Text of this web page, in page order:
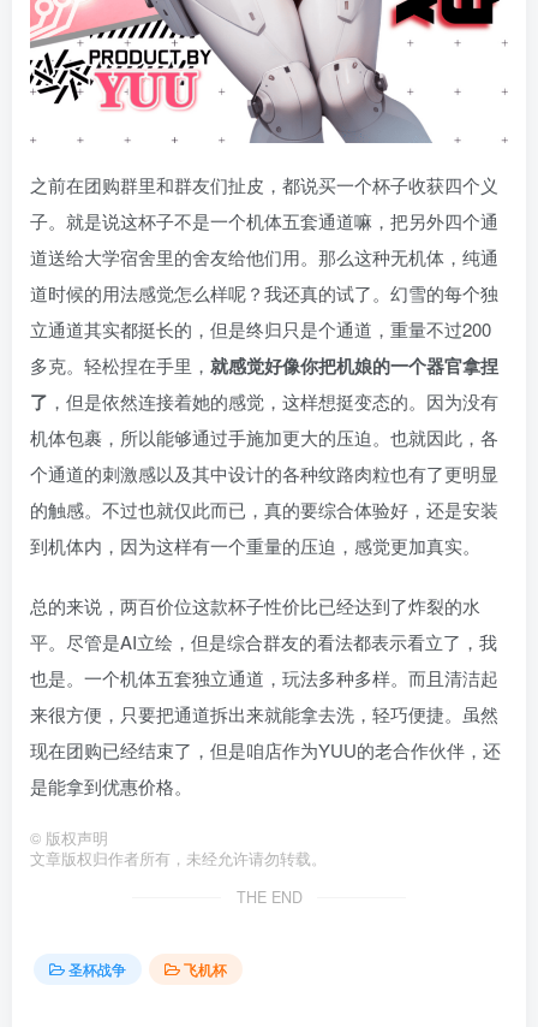
之前在团购群里和群友们扯皮，都说买一个杯子收获四个义
子。就是说这杯子不是一个机体五套通道嘛，把另外四个通
道送给大学宿舍里的舍友给他们用。那么这种无机体，纯通
道时候的用法感觉怎么样呢？我还真的试了。幻雪的每个独
立通道其实都挺长的，但是终归只是个通道，重量不过200
多克。轻松捏在手里， 就感觉好像你把机娘的一个器官拿捏
了 ，但是依然连接着她的感觉，这样想挺变态的。因为没有
机体包裹，所以能够通过手施加更大的压迫。也就因此，各
个通道的刺激感以及其中设计的各种纹路肉粒也有了更明显
的触感。不过也就仅此而已，真的要综合体验好，还是安装
到机体内，因为这样有一个重量的压迫，感觉更加真实。
总的来说，两百价位这款杯子性价比已经达到了炸裂的水
平。尽管是AI立绘，但是综合群友的看法都表示看立了，我
也是。一个机体五套独立通道，玩法多种多样。而且清洁起
来很方便，只要把通道拆出来就能拿去洗，轻巧便捷。虽然
现在团购已经结束了，但是咱店作为YUU的老合作伙伴，还
是能拿到优惠价格。
© 版权声明
文章版权归作者所有，未经允许请勿转载。
THE END
圣杯战争 飞机杯